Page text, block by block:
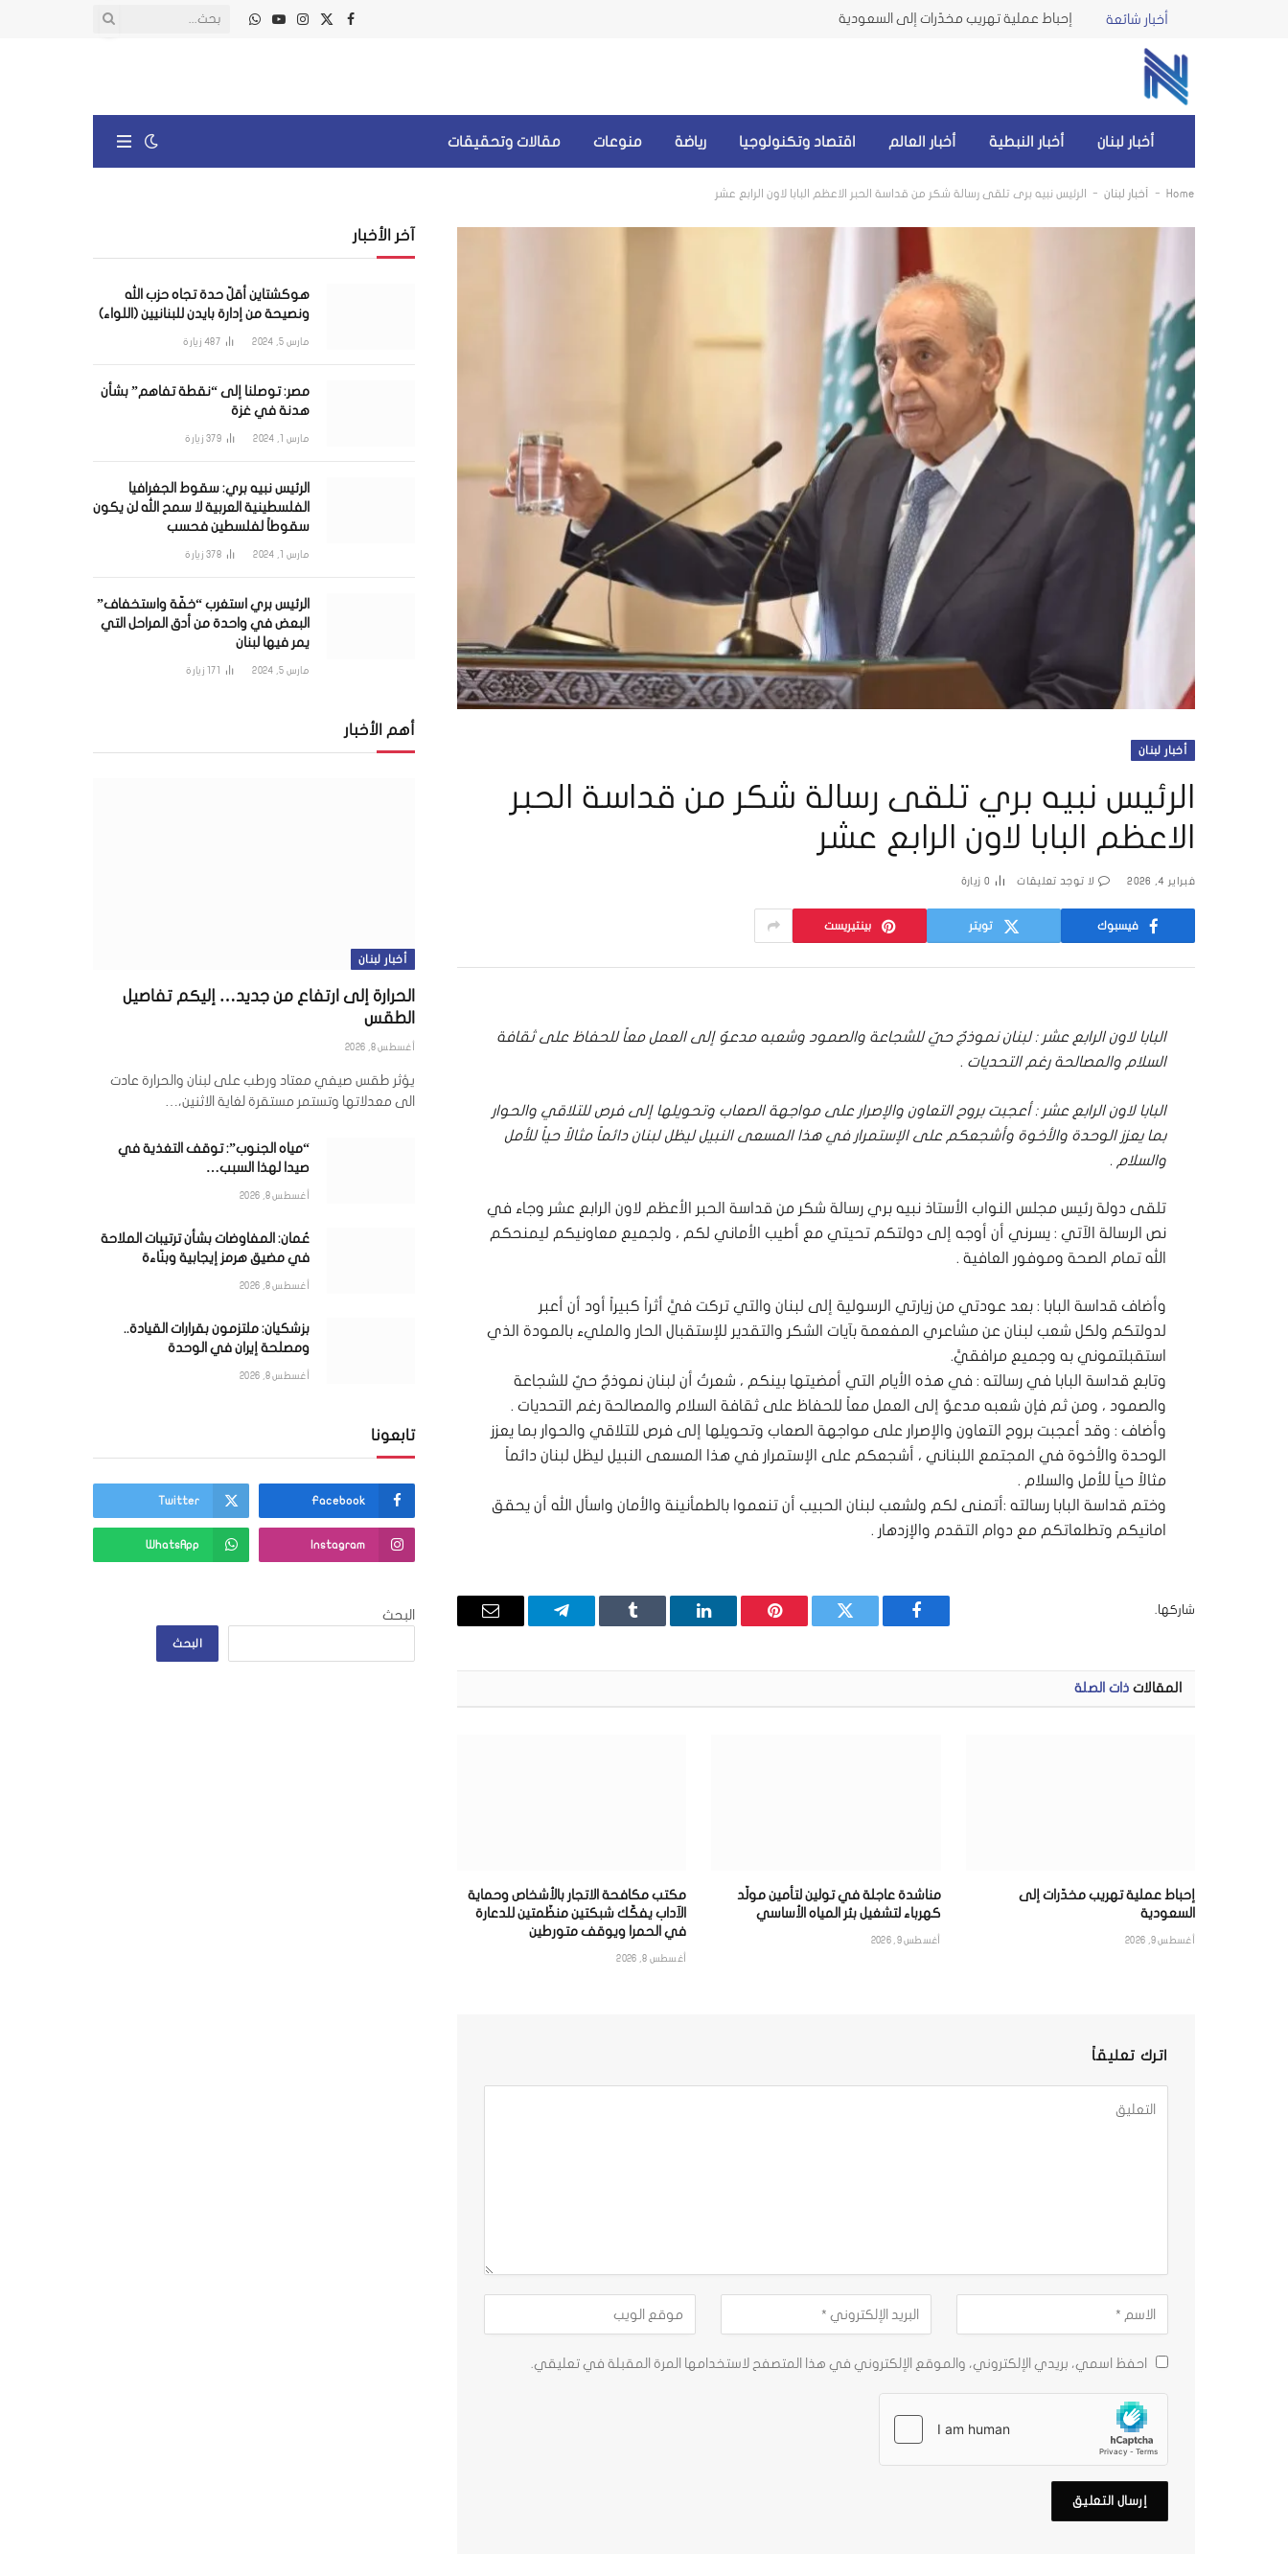
أخبار شائعة إحباط عملية تهريب مخدّرات إلى السعودية
فيسبوك
X
الانستغرام
يوتيوبواتساب
أخبار لبنان أخبار النبطية أخبار العالم اقتصاد وتكنولوجيا رياضة منوعات مقالات وتحقيقات
Home
- أخبار لبنان - الرئيس نبيه بري تلقى رسالة شكر من قداسة الحبر الاعظم البابا لاون الرابع عشر
أخبار لبنان
الرئيس نبيه بري تلقى رسالة شكر من قداسة الحبر
الاعظم البابا لاون الرابع عشر
فبراير 4, 2026 لا توجد تعليقات 0 زيارة
فيسبوك تويتر بينتيريست
البابا لاون الرابع عشر : لبنان نموذجٌ حيٌ للشجاعة والصمود وشعبه مدعوٌ إلى العمل معاً للحفاظ على ثقافة
السلام والمصالحة رغم التحديات .
البابا لاون الرابع عشر : أعجبت بروح التعاون والإصرار على مواجهة الصعاب وتحويلها إلى فرص للتلاقي والحوار
بما يعزز الوحدة والأخوة وأشجعكم على الإستمرار في هذا المسعى النبيل ليظل لبنان دائماً مثالاً حياً للأمل
والسلام .
تلقى دولة رئيس مجلس النواب الأستاذ نبيه بري رسالة شكر من قداسة الحبر الأعظم لاون الرابع عشر وجاء في
نص الرسالة الآتي : يسرني أن أوجه إلى دولتكم تحيتي مع أطيب الأماني لكم ، ولجميع معاونيكم ليمنحكم
الله تمام الصحة وموفور العافية .
وأضاف قداسة البابا : بعد عودتي من زيارتي الرسولية إلى لبنان والتي تركت فيَّ أثراً كبيراً أود أن أعبر
لدولتكم ولكل شعب لبنان عن مشاعري المفعمة بآيات الشكر والتقدير للإستقبال الحار والمليء بالمودة الذي
استقبلتموني به وجميع مرافقيَّ.
وتابع قداسة البابا في رسالته : في هذه الأيام التي أمضيتها بينكم ، شعرتُ أن لبنان نموذجٌ حيٌ للشجاعة
والصمود ، ومن ثم فإن شعبه مدعوٌ إلى العمل معاً للحفاظ على ثقافة السلام والمصالحة رغم التحديات .
وأضاف : وقد أعجبت بروح التعاون والإصرار على مواجهة الصعاب وتحويلها إلى فرص للتلاقي والحوار بما يعزز
الوحدة والأخوة في المجتمع اللبناني ، أشجعكم على الإستمرار في هذا المسعى النبيل ليظل لبنان دائماً
مثالاً حياً للأمل والسلام .
وختم قداسة البابا رسالته :أتمنى لكم ولشعب لبنان الحبيب أن تنعموا بالطمأنينة والأمان واسأل الله أن يحقق
امانيكم وتطلعاتكم مع دوام التقدم والإزدهار .
شاركها.
فيسبوك تويتر بينتيريستلينكدإن Tumblr تيلقرام
البريد
المقالات ذات الصلة
إحباط عملية تهريب مخدّرات إلى
السعودية
أغسطس 9, 2026
مناشدة عاجلة في تولين لتأمين مولّد
كهرباء لتشغيل بئر المياه الأساسي
أغسطس 9, 2026
مكتب مكافحة الاتجار بالأشخاص وحماية
الآداب يفكّك شبكتين منظّمتين للدعارة
في الحمرا ويوقف متورطين
أغسطس 8, 2026
اترك تعليقاً
احفظ اسمي، بريدي الإلكتروني، والموقع الإلكتروني في هذا المتصفح لاستخدامها المرة المقبلة في تعليقي.
آخر الأخبار
هوكشتاين أقلّ حدة تجاه حزب الله
ونصيحة من إدارة بايدن للبنانيين (اللواء)
مارس 5, 2024 487 زيارة
مصر: توصلنا إلى “نقطة تفاهم” بشأن
هدنة في غزة
مارس 1, 2024 379 زيارة
الرئيس نبيه بري: سقوط الجغرافيا
الفلسطينية العربية لا سمح الله لن يكون
سقوطاً لفلسطين فحسب
مارس 1, 2024 378 زيارة
الرئيس بري استغرب “خفّة واستخفاف”
البعض في واحدة من أدق المراحل التي
يمر فيها لبنان
مارس 5, 2024 171 زيارة
أهم الأخبار
أخبار لبنان
الحرارة إلى ارتفاع من جديد… إليكم تفاصيل
الطقس
أغسطس 8, 2026
يؤثر طقس صيفي معتاد ورطب على لبنان والحرارة عادت
الى معدلاتها وتستمر مستقرة لغاية الاثنين،…
“مياه الجنوب”: توقف التغذية في
صيدا لهذا السبب…
أغسطس 8, 2026
عُمان: المفاوضات بشأن ترتيبات الملاحة
في مضيق هرمز إيجابية وبنّاءة
أغسطس 8, 2026
بزشكيان: ملتزمون بقرارات القيادة..
ومصلحة إيران في الوحدة
أغسطس 8, 2026
تابعونا
Facebook
Twitter
Instagram
WhatsApp
البحث
البحث